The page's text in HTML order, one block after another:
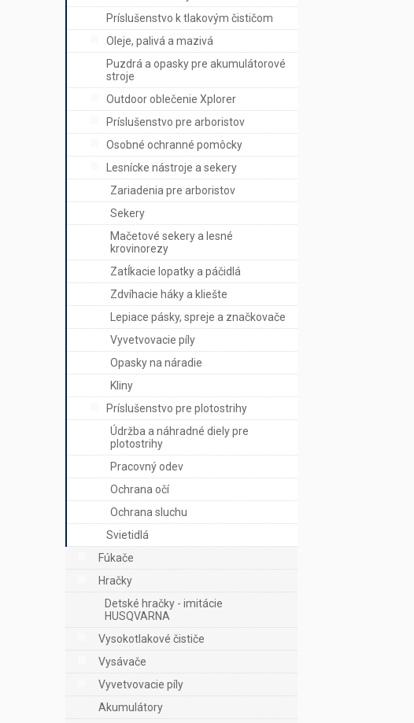
Príslušenstvo k tlakovým čističom
Oleje, palivá a mazivá
Puzdrá a opasky pre akumulátorové
stroje
Outdoor oblečenie Xplorer
Príslušenstvo pre arboristov
Osobné ochranné pomôcky
Lesnícke nástroje a sekery
Zariadenia pre arboristov
Sekery
Mačetové sekery a lesné
krovinorezy
Zatĺkacie lopatky a páčidlá
Zdvíhacie háky a kliešte
Lepiace pásky, spreje a značkovače
Vyvetvovacie píly
Opasky na náradie
Kliny
Príslušenstvo pre plotostrihy
Údržba a náhradné diely pre
plotostrihy
Pracovný odev
Ochrana očí
Ochrana sluchu
Svietidlá
Fúkače
Hračky
Detské hračky - imitácie
HUSQVARNA
Vysokotlakové čističe
Vysávače
Vyvetvovacie píly
Akumulátory